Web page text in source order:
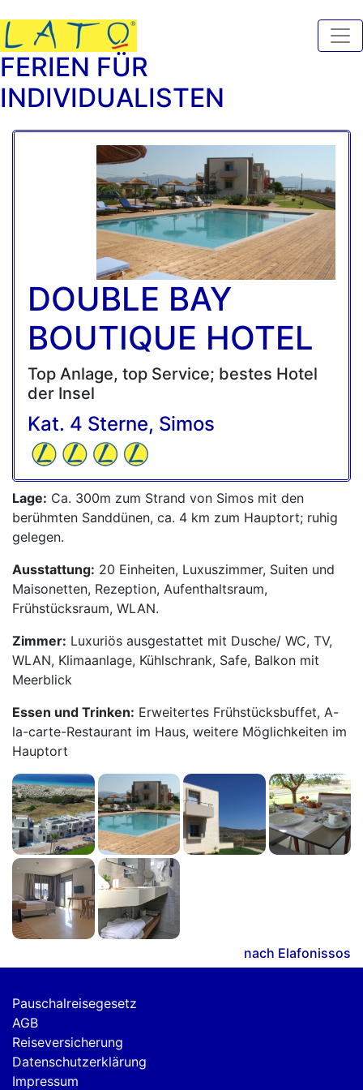
FERIEN FÜR
INDIVIDUALISTEN
DOUBLE BAY
BOUTIQUE HOTEL
Top Anlage, top Service; bestes Hotel
der Insel
Kat. 4 Sterne, Simos
Lage: Ca. 300m zum Strand von Simos mit den
berühmten Sanddünen, ca. 4 km zum Hauptort; ruhig
gelegen.
Ausstattung: 20 Einheiten, Luxuszimmer, Suiten und
Maisonetten, Rezeption, Aufenthaltsraum,
Frühstücksraum, WLAN.
Zimmer: Luxuriös ausgestattet mit Dusche/ WC, TV,
WLAN, Klimaanlage, Kühlschrank, Safe, Balkon mit
Meerblick
Essen und Trinken: Erweitertes Frühstücksbuffet, A-
la-carte-Restaurant im Haus, weitere Möglichkeiten im
Hauptort
nach Elafonissos
Pauschalreisegesetz
AGB
Reiseversicherung
Datenschutzerklärung
Impressum